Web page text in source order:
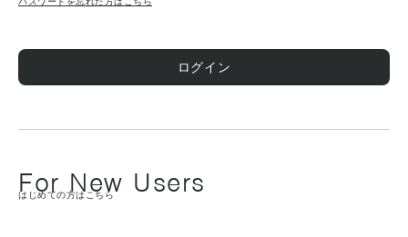
ログイン
For New Users
はじめての方はこちら